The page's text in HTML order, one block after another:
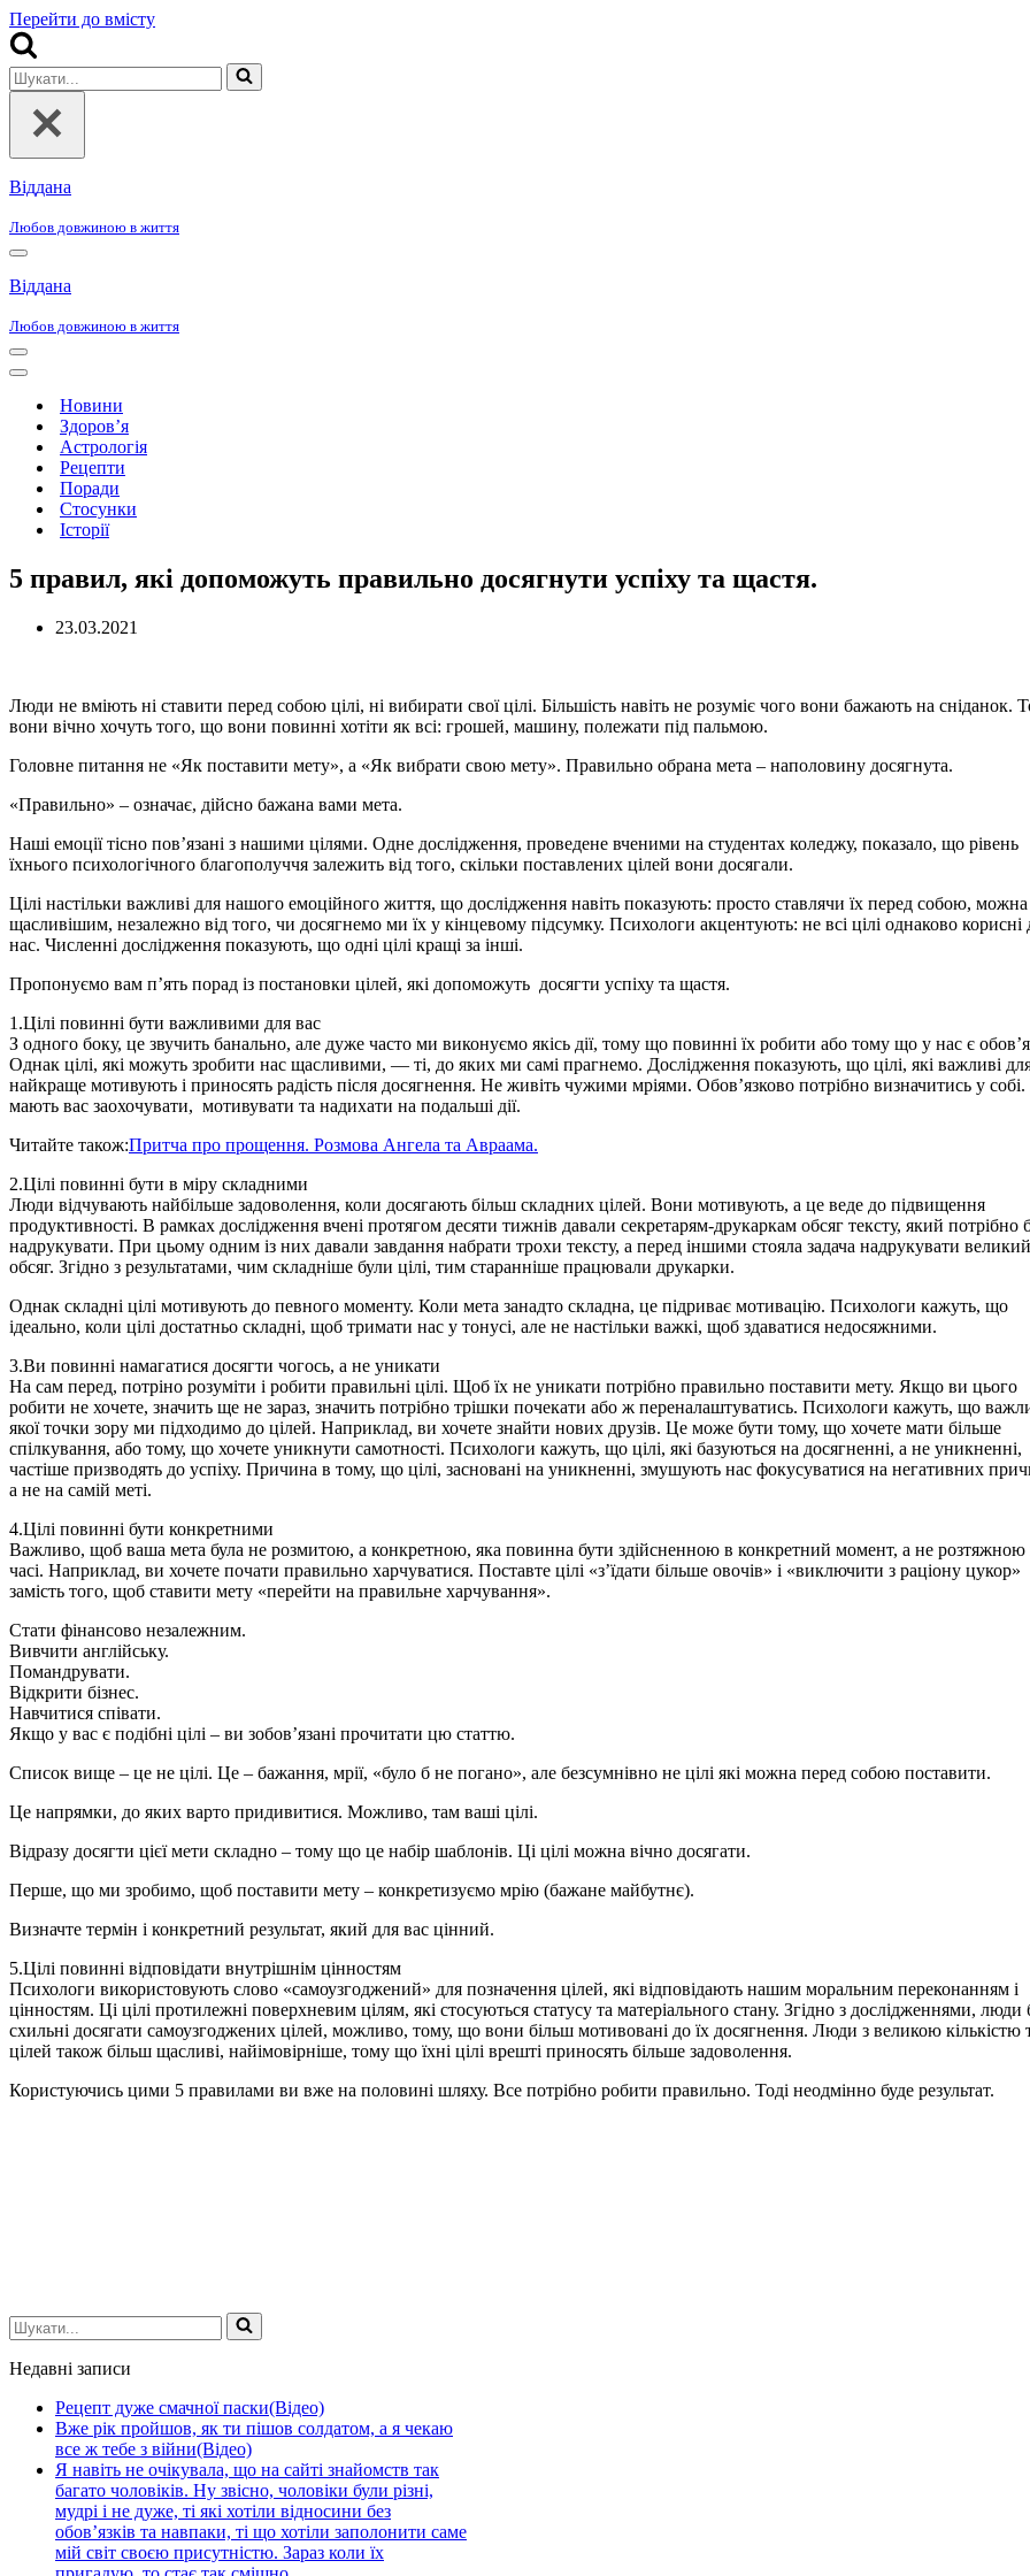
Перейти до вмісту
Шукати...
Віддана
Любов довжиною в життя
Меню
навігації
Віддана
Любов довжиною в життя
Меню
навігації
Меню
навігаціїНовини
Здоров’я
Астрологія
Рецепти
Поради
Стосунки
Історії
5 правил, які допоможуть правильно досягнути успіху та щастя.
23.03.2021
Люди не вміють ні ставити перед собою цілі, ні вибирати свої цілі. Більшість навіть не розуміє чого вони бажають на сніданок.
вони вічно хочуть того, що вони повинні хотіти як всі: грошей, машину, полежати під пальмою.
Головне питання не «Як поставити мету», а «Як вибрати свою мету». Правильно обрана мета – наполовину досягнута.
«Правильно» – означає, дійсно бажана вами мета.
Наші емоції тісно пов’язані з нашими цілями. Одне дослідження, проведене вченими на студентах коледжу, показало, що рівень
їхнього психологічного благополуччя залежить від того, скільки поставлених цілей вони досягали.
Цілі настільки важливі для нашого емоційного життя, що дослідження навіть показують: просто ставлячи їх перед собою, можна
щасливішим, незалежно від того, чи досягнемо ми їх у кінцевому підсумку. Психологи акцентують: не всі цілі однаково корисні
нас. Численні дослідження показують, що одні цілі кращі за інші.
Пропонуємо вам п’ять порад із постановки цілей, які допоможуть досягти успіху та щастя.
1.Цілі повинні бути важливими для вас
З одного боку, це звучить банально, але дуже часто ми виконуємо якісь дії, тому що повинні їх робити або тому що у нас є
Однак цілі, які можуть зробити нас щасливими, — ті, до яких ми самі прагнемо. Дослідження показують, що цілі, які важливі
найкраще мотивують і приносять радість після досягнення. Не живіть чужими мріями. Обов’язково потрібно визначитись у
мають вас заохочувати, мотивувати та надихати на подальші дії.
Читайте також:Притча про прощення. Розмова Ангела та Авраама.
2.Цілі повинні бути в міру складними
Люди відчувають найбільше задоволення, коли досягають більш складних цілей. Вони мотивують, а це веде до підвищення
продуктивності. В рамках дослідження вчені протягом десяти тижнів давали секретарям-друкаркам обсяг тексту, який потрібно
надрукувати. При цьому одним із них давали завдання набрати трохи тексту, а перед іншими стояла задача надрукувати великий
обсяг. Згідно з результатами, чим складніше були цілі, тим старанніше працювали друкарки.
Однак складні цілі мотивують до певного моменту. Коли мета занадто складна, це підриває мотивацію. Психологи кажуть, що
ідеально, коли цілі достатньо складні, щоб тримати нас у тонусі, але не настільки важкі, щоб здаватися недосяжними.
3.Ви повинні намагатися досягти чогось, а не уникати
На сам перед, потріно розуміти і робити правильні цілі. Щоб їх не уникати потрібно правильно поставити мету. Якщо ви цього
робити не хочете, значить ще не зараз, значить потрібно трішки почекати або ж переналаштуватись. Психологи кажуть, що
якої точки зору ми підходимо до цілей. Наприклад, ви хочете знайти нових друзів. Це може бути тому, що хочете мати більше
спілкування, або тому, що хочете уникнути самотності. Психологи кажуть, що цілі, які базуються на досягненні, а не уникненні,
частіше призводять до успіху. Причина в тому, що цілі, засновані на уникненні, змушують нас фокусуватися на негативних
а не на самій меті.
4.Цілі повинні бути конкретними
Важливо, щоб ваша мета була не розмитою, а конкретною, яка повинна бути здійсненною в конкретний момент, а не розтяжною
часі. Наприклад, ви хочете почати правильно харчуватися. Поставте цілі «з’їдати більше овочів» і «виключити з раціону цукор»
замість того, щоб ставити мету «перейти на правильне харчування».
Стати фінансово незалежним.
Вивчити англійську.
Помандрувати.
Відкрити бізнес.
Навчитися співати.
Якщо у вас є подібні цілі – ви зобов’язані прочитати цю статтю.
Список вище – це не цілі. Це – бажання, мрії, «було б не погано», але безсумнівно не цілі які можна перед собою поставити.
Це напрямки, до яких варто придивитися. Можливо, там ваші цілі.
Відразу досягти цієї мети складно – тому що це набір шаблонів. Ці цілі можна вічно досягати.
Перше, що ми зробимо, щоб поставити мету – конкретизуємо мрію (бажане майбутнє).
Визначте термін і конкретний результат, який для вас цінний.
5.Цілі повинні відповідати внутрішнім цінностям
Психологи використовують слово «самоузгоджений» для позначення цілей, які відповідають нашим моральним переконанням і
цінностям. Ці цілі протилежні поверхневим цілям, які стосуються статусу та матеріального стану. Згідно з дослідженнями, люди
схильні досягати самоузгоджених цілей, можливо, тому, що вони більш мотивовані до їх досягнення. Люди з великою кількістю
цілей також більш щасливі, найімовірніше, тому що їхні цілі врешті приносять більше задоволення.
Користуючись цими 5 правилами ви вже на половині шляху. Все потрібно робити правильно. Тоді неодмінно буде результат.
Шукати...
Недавні записи
Рецепт дуже смачної паски(Відео)
Вже рік пройшов, як ти пішов солдатом, а я чекаю
все ж тебе з війни(Відео)
Я навіть не очікувала, що на сайті знайомств так
багато чоловіків. Ну звісно, чоловіки були різні,
мудрі і не дуже, ті які хотіли відносини без
обов’язків та навпаки, ті що хотіли заполонити саме
мій світ своєю присутністю. Зараз коли їх